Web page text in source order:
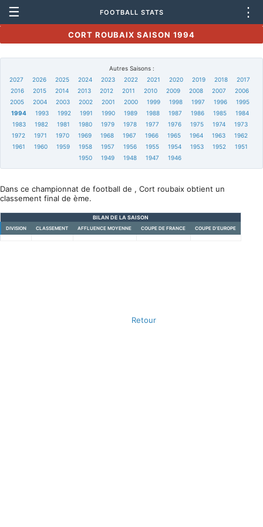
☰ FOOTBALL STATS ⋮
CORT ROUBAIX SAISON 1994
Autres Saisons :
2027
2026 2025 2024 2023 2022 2021 2020 2019 2018
2017
2016
2015 2014 2013 2012 2011 2010 2009 2008 2007
2006
2005
2004 2003 2002 2001 2000 1999 1998 1997 1996
1995
1994
1993 1992 1991 1990 1989 1988 1987 1986 1985
1984
1983
1982 1981 1980 1979 1978 1977 1976 1975 1974
1973
1972
1971 1970 1969 1968 1967 1966 1965 1964 1963
1962
1961
1960 1959 1958 1957 1956 1955 1954 1953 1952
1951
1950
1949 1948 1947 1946
Dans ce championnat de football de , Cort roubaix obtient un
classement final de ème.
BILAN DE LA SAISON
DIVISION CLASSEMENT AFFLUENCE MOYENNE COUPE DE FRANCE COUPE D'EUROPE
Retour